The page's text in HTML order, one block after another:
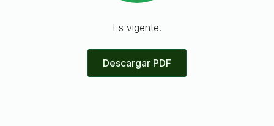
Es vigente.
Descargar PDF